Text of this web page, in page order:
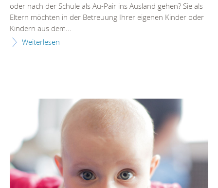
oder nach der Schule als Au-Pair ins Ausland gehen? Sie als
Eltern möchten in der Betreuung Ihrer eigenen Kinder oder
Kindern aus dem...
Weiterlesen